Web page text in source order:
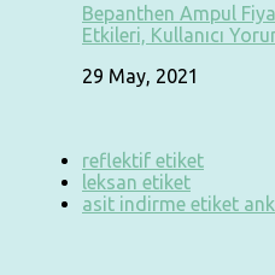
Bepanthen Ampul
Etkileri, Kullanıcı
29 May, 2021
reflektif etiket
leksan etiket
asit indirme etiket